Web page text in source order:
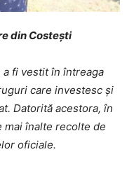
din Costești
a fi vestit în întreaga
care investesc și
Datorită acestora, în
înalte recolte de
oficiale.